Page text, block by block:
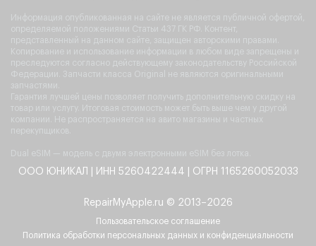
Информация опубликованная на сайте не является публичной офертой,
определяемой положениями Статьи 437 ГК РФ. Контент,
представленный на данном сайте, защищен авторскими правами.
Копирование и использование информации в любом виде запрещены и
преследуются согласно действующему законодательству Российской
Федерации. Запчасти класса Original не являются оригинальными
запчастями.
Гарантия лучшей цены позволяет получить дополнительную скидку на
товар или услугу. Итоговая стоимость может быть выше чем у другой
компании. Не распространяется на авито магазины и частных
перекупщиков.
Dual eSIM — модель с двумя электронными eSIM без лотка.
ООО ЮНИКАЛ | ИНН 5260422444 | ОГРН 1165260052033
RepairMyApple.ru © 2013–2026
Пользовательское соглашение
Политика обработки персональных данных и конфиденциальности